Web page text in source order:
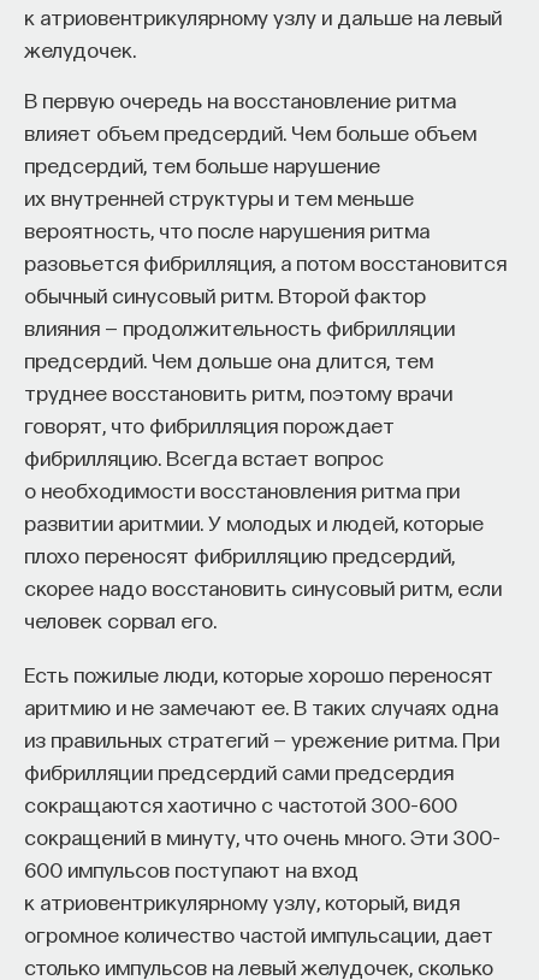
к атриовентрикулярному узлу и дальше на левый
желудочек.
В первую очередь на восстановление ритма
влияет объем предсердий. Чем больше объем
предсердий, тем больше нарушение
их внутренней структуры и тем меньше
вероятность, что после нарушения ритма
разовьется фибрилляция, а потом восстановится
обычный синусовый ритм. Второй фактор
влияния — продолжительность фибрилляции
предсердий. Чем дольше она длится, тем
труднее восстановить ритм, поэтому врачи
говорят, что фибрилляция порождает
фибрилляцию. Всегда встает вопрос
о необходимости восстановления ритма при
развитии аритмии. У молодых и людей, которые
плохо переносят фибрилляцию предсердий,
скорее надо восстановить синусовый ритм, если
человек сорвал его.
Есть пожилые люди, которые хорошо переносят
аритмию и не замечают ее. В таких случаях одна
из правильных стратегий — урежение ритма. При
фибрилляции предсердий сами предсердия
сокращаются хаотично с частотой 300–600
сокращений в минуту, что очень много. Эти 300–
600 импульсов поступают на вход
к атриовентрикулярному узлу, который, видя
огромное количество частой импульсации, дает
столько импульсов на левый желудочек, сколько